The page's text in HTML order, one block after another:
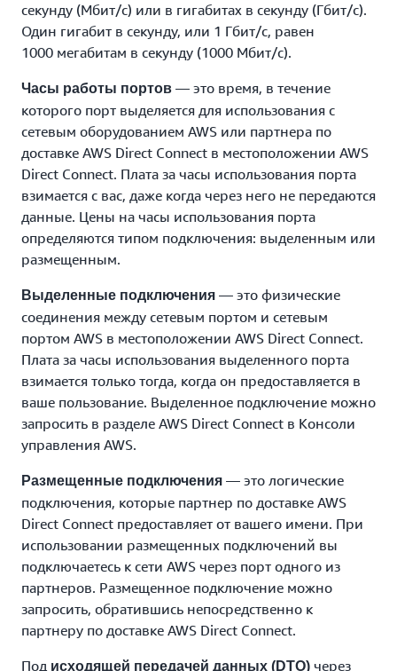
секунду (Мбит/с) или в гигабитах в секунду (Гбит/с).
Один гигабит в секунду, или 1 Гбит/с, равен
1000 мегабитам в секунду (1000 Мбит/с).
Часы работы портов — это время, в течение
которого порт выделяется для использования с
сетевым оборудованием AWS или партнера по
доставке AWS Direct Connect в местоположении AWS
Direct Connect. Плата за часы использования порта
взимается с вас, даже когда через него не передаются
данные. Цены на часы использования порта
определяются типом подключения: выделенным или
размещенным.
Выделенные подключения — это физические
соединения между сетевым портом и сетевым
портом AWS в местоположении AWS Direct Connect.
Плата за часы использования выделенного порта
взимается только тогда, когда он предоставляется в
ваше пользование. Выделенное подключение можно
запросить в разделе AWS Direct Connect в Консоли
управления AWS.
Размещенные подключения — это логические
подключения, которые партнер по доставке AWS
Direct Connect предоставляет от вашего имени. При
использовании размещенных подключений вы
подключаетесь к сети AWS через порт одного из
партнеров. Размещенное подключение можно
запросить, обратившись непосредственно к
партнеру по доставке AWS Direct Connect.
Под исходящей передачей данных (DTO) через